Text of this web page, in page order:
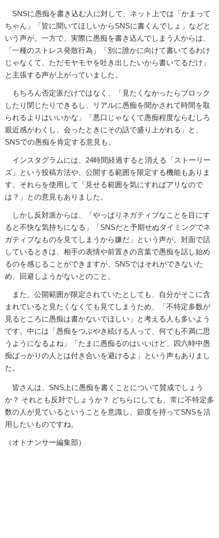
SNSに愚痴を書き込む人に対して、ネット上では「かまって
ちゃん」「皆に聞いてほしいからSNSに書くんでしょ」などと
いう声が。一方で、実際に愚痴を書き込んでしまう人からは、
「一種のストレス発散行為」「別に誰かに向けて書いてるわけ
じゃなくて、ただモヤモヤを吐き出したいから書いてるだけ」
と主張する声が上がっていました。
もちろん否定派だけではなく、「見たくなかったらブロック
したり閉じたりできるし、リアルに愚痴を聞かされて時間を取
られるよりはいいかな」「悪口じゃなくて愚痴程度ならむしろ
親近感がわくし、会ったときにその話で盛り上がれる」と、
SNSでの愚痴を肯定する意見も。
インスタグラムには、24時間経過すると消える「ストーリー
ズ」という投稿方法や、公開する範囲を限定する機能もありま
す。それらを使用して「見せる範囲を気にすればアリなので
は？」との意見もありました。
しかし反対派からは、「やっぱりネガティブなことを目にす
ると不快な気持ちになる」「SNSだと予期せぬタイミングでネ
ガティブなものを見てしまうから嫌だ」という声が。対面で話
しているときは、相手の表情や前置きの言葉で愚痴を話し始め
るのを感じることができますが、SNSではそれができないた
め、回避しようがないとのこと。
また、公開範囲が限定されていたとしても、自分がそこに含
まれていると見たくなくても見てしまうため、「不特定多数が
見るところに愚痴は書かないでほしい」と考える人も多いよう
です。中には「愚痴をつぶやき続ける人って、何でも不満に思
うようになるよね」「たまに愚痴るのはいいけど、四六時中愚
痴ばっかりの人とは付き合いを避けるよ」という声もありまし
た。
皆さんは、SNS上に愚痴を書くことについて賛成でしょう
か？ それとも反対でしょうか？ どちらにしても、常に不特定多
数の人が見ているということを意識し、節度を持ってSNSを活
用したいものですね。
（オトナンサー編集部）